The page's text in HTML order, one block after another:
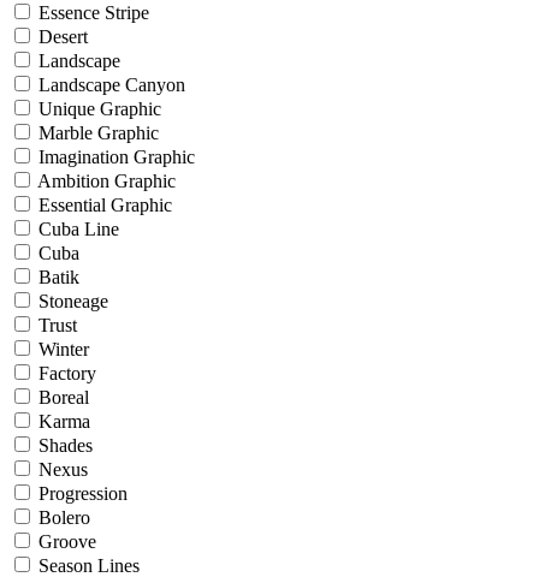
Essence Stripe
Desert
Landscape
Landscape Canyon
Unique Graphic
Marble Graphic
Imagination Graphic
Ambition Graphic
Essential Graphic
Cuba Line
Cuba
Batik
Stoneage
Trust
Winter
Factory
Boreal
Karma
Shades
Nexus
Progression
Bolero
Groove
Season Lines